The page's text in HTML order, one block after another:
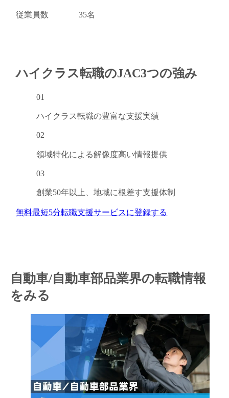
キャンセル ログアウト
従業員数 35名
ハイクラス転職のJAC3つの強み
01
ハイクラス転職の豊富な支援実績
02
領域特化による解像度高い情報提供
03
創業50年以上、地域に根差す支援体制
無料最短5分転職支援サービスに登録する
自動車/自動車部品業界の転職情報
をみる